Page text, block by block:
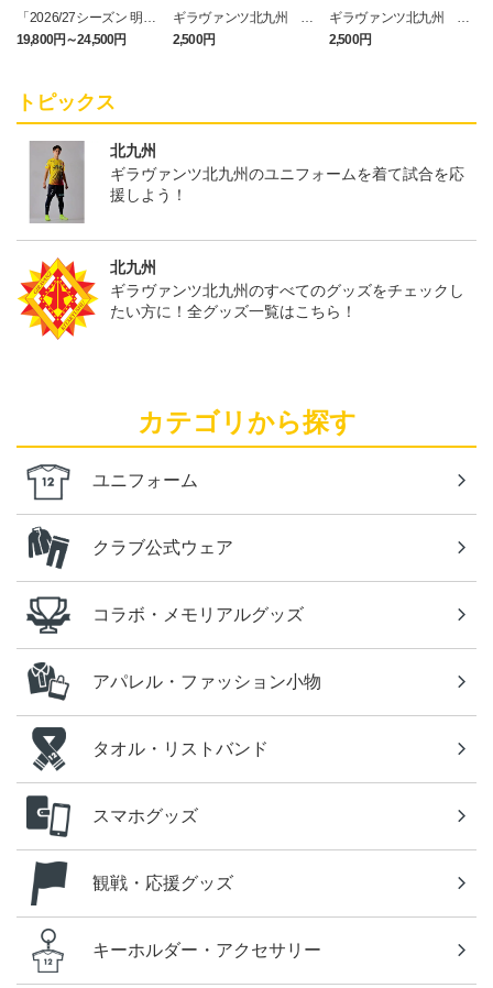
「2026/27シーズン 明治
安田J3リーグ」オーセン
ティックユニフォームFP
19,800円～24,500円
ギラヴァンツ北九州 キ
マワリ タオルマフラー
2,500円
ギラヴァンツ北九州 ピ
カチュウ タオルマフラー
2,500円
トピックス
北九州
ギラヴァンツ北九州のユニフォームを着て試合を応
援しよう！
北九州
ギラヴァンツ北九州のすべてのグッズをチェックし
たい方に！全グッズ一覧はこちら！
カテゴリから探す
ユニフォーム
クラブ公式ウェア
コラボ・メモリアルグッズ
アパレル・ファッション小物
タオル・リストバンド
スマホグッズ
観戦・応援グッズ
キーホルダー・アクセサリー